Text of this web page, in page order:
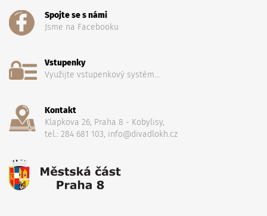
Spojte se s námi
Jsme na Facebooku
Vstupenky
Využijte vstupenkový systém...
Kontakt
Klapkova 26, Praha 8 - Kobylisy,
tel.: 284 681 103, info@divadlokh.cz